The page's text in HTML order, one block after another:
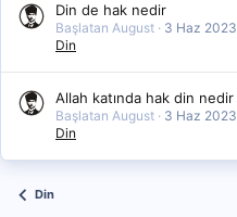
Din de hak nedir
Başlatan August 3 Haz 2023
Din
Allah katında hak din nedir
Başlatan August 3 Haz 2023
Din
Din